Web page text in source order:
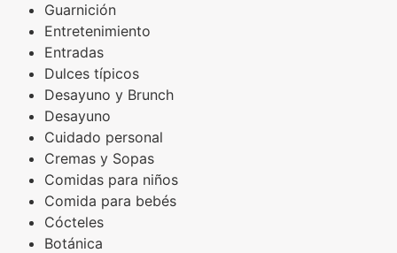
Guarnición
Entretenimiento
Entradas
Dulces típicos
Desayuno y Brunch
Desayuno
Cuidado personal
Cremas y Sopas
Comidas para niños
Comida para bebés
Cócteles
Botánica